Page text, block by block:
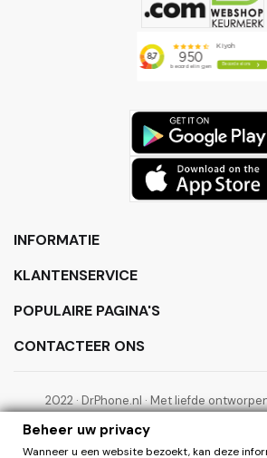
INFORMATIE
KLANTENSERVICE
POPULAIRE PAGINA'S
CONTACTEER ONS
2022 · DrPhone.nl · Met liefde
Beheer uw privacy
Wanneer u een website bezoekt, kan deze